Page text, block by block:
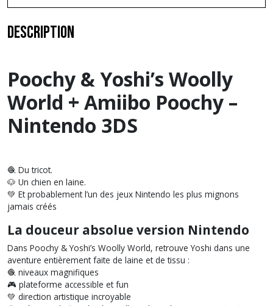
Description
Poochy & Yoshi’s Woolly
World + Amiibo Poochy –
Nintendo 3DS
🧶 Du tricot.
🐶 Un chien en laine.
💚 Et probablement l’un des jeux Nintendo les plus mignons
jamais créés
La douceur absolue version Nintendo
Dans Poochy & Yoshi’s Woolly World, retrouve Yoshi dans une
aventure entièrement faite de laine et de tissu :
🧶 niveaux magnifiques
🎮 plateforme accessible et fun
💚 direction artistique incroyable